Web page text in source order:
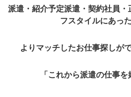
派遣・紹介予定派遣・契約社員・
フスタイルにあっ
よりマッチしたお仕事探しが
「これから派遣の仕事を